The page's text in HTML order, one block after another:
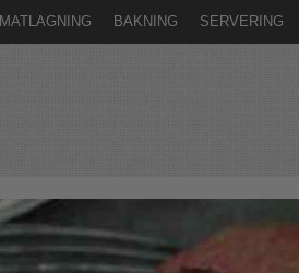
MATLAGNING BAKNING SERVERING